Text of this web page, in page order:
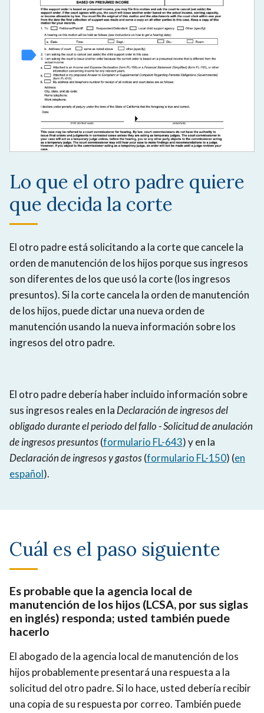
Lo que el otro padre quiere
que decida la corte
El otro padre está solicitando a la corte que cancele la
orden de manutención de los hijos porque sus ingresos
son diferentes de los que usó la corte (los ingresos
presuntos). Si la corte cancela la orden de manutención
de los hijos, puede dictar una nueva orden de
manutención usando la nueva información sobre los
ingresos del otro padre.
El otro padre debería haber incluido información sobre
sus ingresos reales en la Declaración de ingresos del
obligado durante el periodo del fallo - Solicitud de anulación
de ingresos presuntos(formulario FL-643) y en la
Declaración de ingresos y gastos(formulario FL-150) (en
español).
Cuál es el paso siguiente
Es probable que la agencia local de
manutención de los hijos (LCSA, por sus siglas
en inglés) responda; usted también puede
hacerlo
El abogado de la agencia local de manutención de los
hijos probablemente presentará una respuesta a la
solicitud del otro padre. Si lo hace, usted debería recibir
una copia de su respuesta por correo. También puede